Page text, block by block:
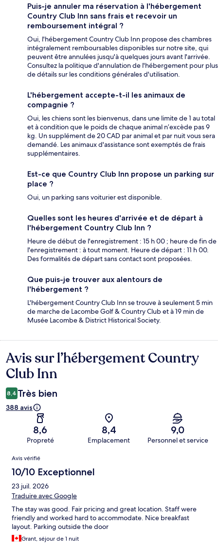
Puis-je annuler ma réservation à l'hébergement
Country Club Inn sans frais et recevoir un
remboursement intégral ?
Oui, l'hébergement Country Club Inn propose des chambres
intégralement remboursables disponibles sur notre site, qui
peuvent être annulées jusqu'à quelques jours avant l'arrivée.
Consultez la politique d'annulation de l'hébergement pour plus
de détails sur les conditions générales d'utilisation.
L'hébergement accepte-t-il les animaux de
compagnie ?
Oui, les chiens sont les bienvenus, dans une limite de 1 au total
et à condition que le poids de chaque animal n’excède pas 9
kg. Un supplément de 20 CAD par animal et par nuit vous sera
demandé. Les animaux d'assistance sont exemptés de frais
supplémentaires.
Est-ce que Country Club Inn propose un parking sur
place ?
Oui, un parking sans voiturier est disponible.
Quelles sont les heures d'arrivée et de départ à
l'hébergement Country Club Inn ?
Heure de début de l'enregistrement : 15 h 00 ; heure de fin de
l'enregistrement : à tout moment. Heure de départ : 11 h 00.
Des formalités de départ sans contact sont proposées.
Que puis-je trouver aux alentours de
l'hébergement ?
L'hébergement Country Club Inn se trouve à seulement 5 min
de marche de Lacombe Golf & Country Club et à 19 min de
Musée Lacombe & District Historical Society.
Avis
Avis sur l’hébergement Country
Club Inn
8,4 Très bien
388 avis
8,6
Propreté
8,4
Emplacement
9,0
Personnel et service
Avis
Avis vérifié
10/10 Exceptionnel
23 juil. 2026
Traduire avec Google
The stay was good. Fair pricing and great location. Staff were
friendly and worked hard to accommodate. Nice breakfast
layout. Parking outside the door
Grant, séjour de 1 nuit